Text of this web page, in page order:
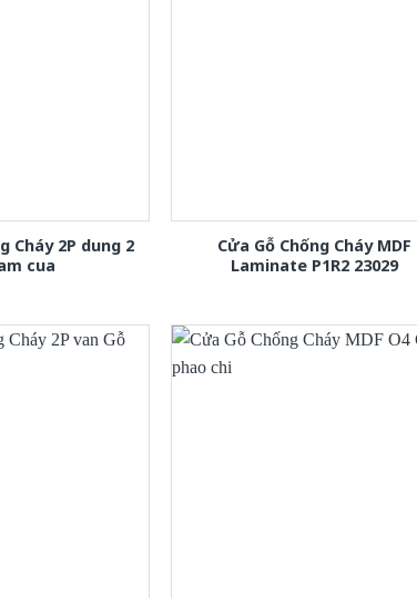
Cháy 2P dung 2
cua
Cửa Gỗ Chống Cháy MDF
Laminate P1R2 23029